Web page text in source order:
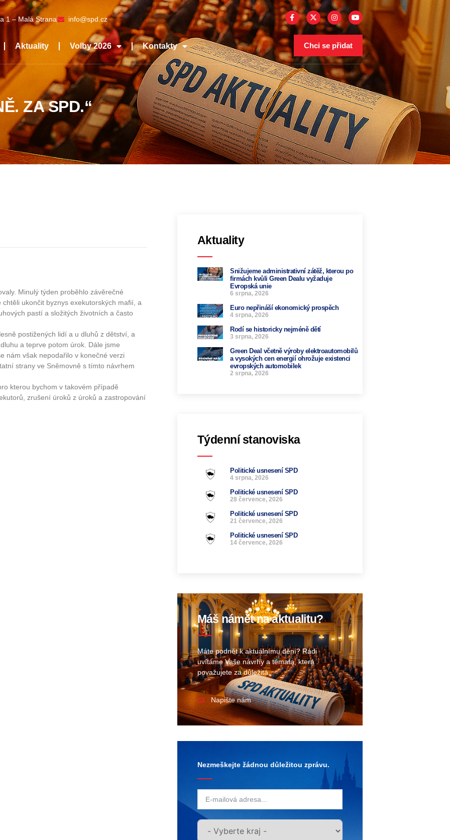
1 – Malá Strana info@spd.cz
Aktuality Volby 2026 Kontakty Chci se přidat
ZA SPD.“
Minulý týden proběhlo závěrečné
ukončit byznys exekutorských mafií, a
pastí a složitých životních a často
postižených lidí a u dluhů z dětství, a
a teprve potom úrok. Dále jsme
nám však nepodařilo v konečné verzi
strany ve Sněmovně s tímto návrhem
kterou bychom v takovém případě
zrušení úroků z úroků a zastropování
Aktuality
Snižujeme administrativní zátěž, kterou po
firmách kvůli Green Dealu vyžaduje
Evropská unie
6 srpna, 2026
Euro nepřináší ekonomický prospěch
4 srpna, 2026
Rodí se historicky nejméně dětí
3 srpna, 2026
Green Deal včetně výroby elektroautomobilů
a vysokých cen energií ohrožuje existenci
evropských automobilek
2 srpna, 2026
Týdenní stanoviska
Politické usnesení SPD
4 srpna, 2026
Politické usnesení SPD
28 července, 2026
Politické usnesení SPD
21 července, 2026
Politické usnesení SPD
14 července, 2026
Máš námět na aktualitu?
Máte podnět k aktuálnímu dění? Rádi
uvítáme Vaše návrhy a témata, která
považujete za důležitá.
Napište nám
Nezmeškejte žádnou důležitou zprávu.